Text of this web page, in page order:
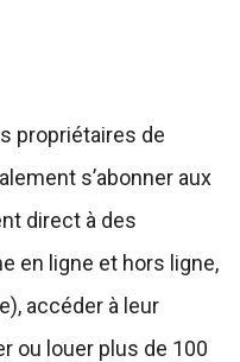
propriétaires de
s’abonner aux
direct à des
en ligne et hors ligne,
accéder à leur
ou louer plus de 100